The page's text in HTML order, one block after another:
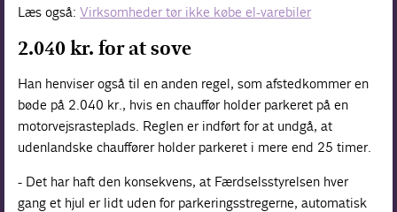
Læs også:Virksomheder tør ikke købe el-varebiler
2.040 kr. for at sove
Han henviser også til en anden regel, som afstedkommer en
bøde på 2.040 kr., hvis en chauffør holder parkeret på en
motorvejsrasteplads. Reglen er indført for at undgå, at
udenlandske chauffører holder parkeret i mere end 25 timer.
- Det har haft den konsekvens, at Færdselsstyrelsen hver
gang et hjul er lidt uden for parkeringsstregerne, automatisk